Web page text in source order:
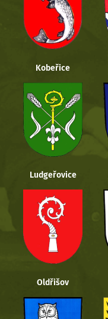
Kobeřice
Ludgeřovice
Oldřišov